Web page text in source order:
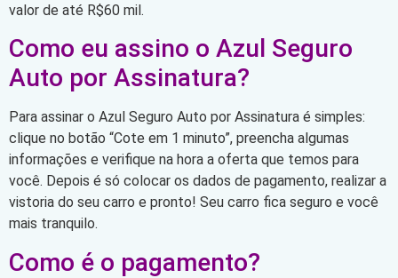
valor de até R$60 mil.
Como eu assino o Azul Seguro
Auto por Assinatura?
Para assinar o Azul Seguro Auto por Assinatura é simples:
clique no botão “Cote em 1 minuto”, preencha algumas
informações e verifique na hora a oferta que temos para
você. Depois é só colocar os dados de pagamento, realizar a
vistoria do seu carro e pronto! Seu carro fica seguro e você
mais tranquilo.
Como é o pagamento?